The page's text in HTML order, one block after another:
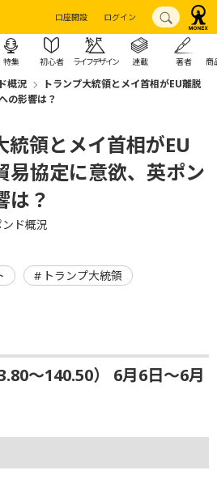
口座開設 ログイン
特集 初心者 ライフデザイン 連載 著者 商
概況
トランプ大統領とメイ首相がEU離脱
の影響は？
統領とメイ首相がEU
易協定に意欲、英ポン
は？
ド概況
トランプ大統領
～140.50） 6月6日～6月